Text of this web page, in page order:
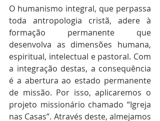
O humanismo integral, que perpassa
toda antropologia cristã, adere à
formação permanente que
desenvolva as dimensões humana,
espiritual, intelectual e pastoral. Com
a integração destas, a consequência
é a abertura ao estado permanente
de missão. Por isso, aplicaremos o
projeto missionário chamado “Igreja
nas Casas”. Através deste, almejamos